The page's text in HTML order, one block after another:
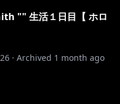
"" 生活１日目【 ホロ
· Archived 1 month ago